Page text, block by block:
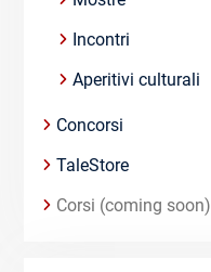
Incontri
Aperitivi culturali
Concorsi
TaleStore
Corsi (coming soon)